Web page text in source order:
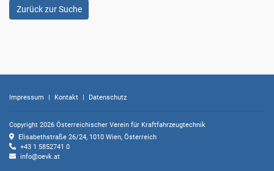
Einwilligung
können
die
widerrufen,
indem
Sie
Ihre
Zurück zur Suche
Copyright 2026 Österreichischer Verein für Kraftfahrzeugtechnik
Elisabethstraße 26/24, 1010 Wien, Österreich
+43 1 5852741 0
info@oevk.at
Impressum | Kontakt | Datenschutz